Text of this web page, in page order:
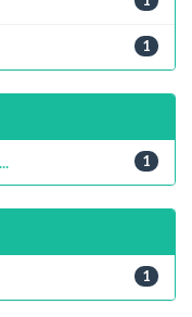
1
1
1